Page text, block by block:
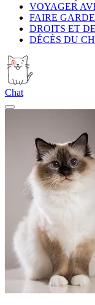
VOYAGER
FAIRE
DROITS ET
DÉCÈS DU
Chat